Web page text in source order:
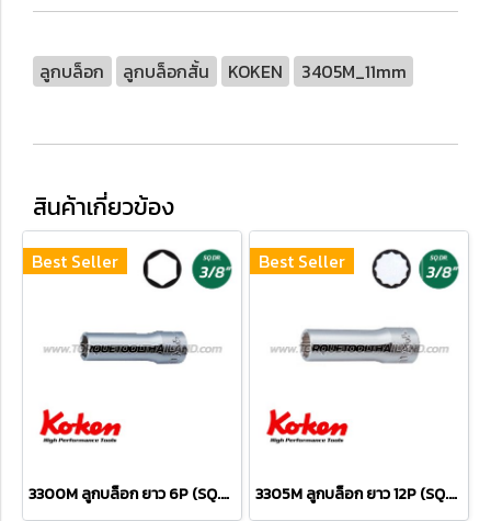
ลูกบล็อก ลูกบล็อกสั้น KOKEN 3405M_11mm
สินค้าเกี่ยวข้อง
Best Seller
3300M ลูกบล็อก ยาว 6P (SQ.DR.3/8") Deep Sockets
Best Seller
3305M ลูกบล็อก ยาว 12P (SQ.DR.3/8") Deep Sockets